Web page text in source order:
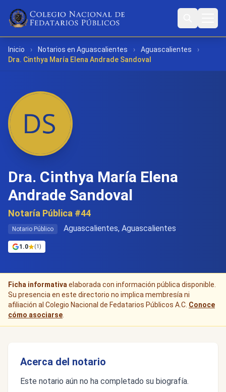
Inicio › Notarios en Aguascalientes › Aguascalientes
›
Dra. Cinthya María Elena Andrade Sandoval
Dra. Cinthya María Elena
Andrade Sandoval
Notaría Pública #44
Notario Público Aguascalientes, Aguascalientes
1.0 (1)
Ficha informativa elaborada con información pública disponible.
Su presencia en este directorio no implica membresía ni
afiliación al Colegio Nacional de Fedatarios Públicos A.C. Conoce
cómo asociarse
Acerca del notario
Este notario aún no ha completado su biografía.